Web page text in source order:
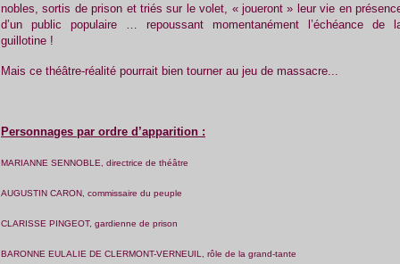
nobles, sortis de prison et triés sur le volet, « joueront » leur vie en
d’un public populaire … repoussant momentanément l’échéance de
guillotine !
Mais ce théâtre-réalité pourrait bien tourner au jeu de massacre...
Personnages par ordre d’apparition :
MARIANNE SENNOBLE, directrice de théâtre
AUGUSTIN CARON, commissaire du peuple
CLARISSE PINGEOT, gardienne de prison
BARONNE EULALIE DE CLERMONT-VERNEUIL, rôle de la grand-tante